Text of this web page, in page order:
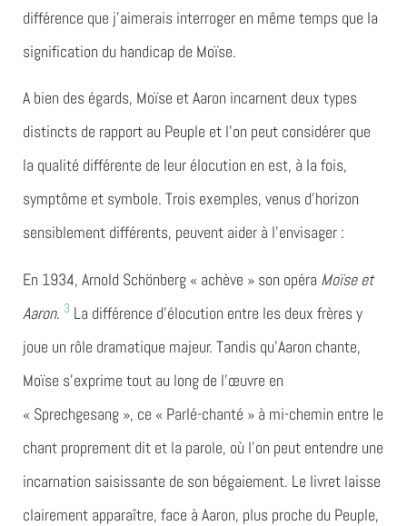
différence que j’aimerais interroger en même temps que la
signification du handicap de Moïse.
A bien des égards, Moïse et Aaron incarnent deux types
distincts de rapport au Peuple et l’on peut considérer que
la qualité différente de leur élocution en est, à la fois,
symptôme et symbole. Trois exemples, venus d’horizon
sensiblement différents, peuvent aider à l’envisager :
En 1934, Arnold Schönberg « achève » son opéra Moïse et
Aaron. 3 La différence d’élocution entre les deux frères y
joue un rôle dramatique majeur. Tandis qu’Aaron chante,
Moïse s’exprime tout au long de l’œuvre en
« Sprechgesang », ce « Parlé-chanté » à mi-chemin entre le
chant proprement dit et la parole, où l’on peut entendre une
incarnation saisissante de son bégaiement. Le livret laisse
clairement apparaître, face à Aaron, plus proche du Peuple,